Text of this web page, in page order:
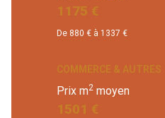
1175 €
De 880 € à 1337 €
COMMERCE & AUTRES
Prix m2 moyen
1501 €